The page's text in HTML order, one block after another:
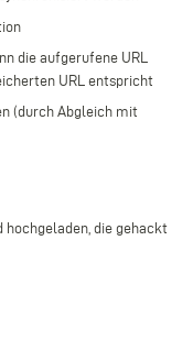
die aufgerufene URL
URL entspricht
(durch Abgleich mit
die gehackt